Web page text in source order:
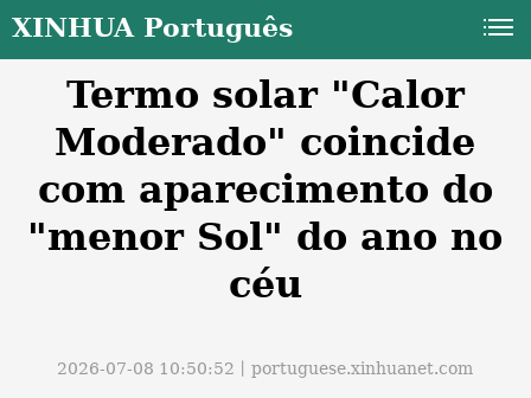
XINHUA Português
Termo solar "Calor
Moderado" coincide
com aparecimento do
"menor Sol" do ano no
céu
2026-07-08 10:50:52丨portuguese.xinhuanet.com